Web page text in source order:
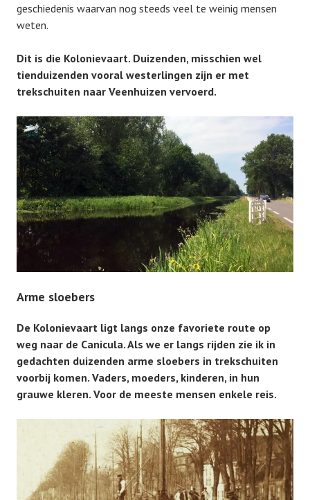
geschiedenis waarvan nog steeds veel te weinig mensen
weten.
Dit is die Kolonievaart. Duizenden, misschien wel
tienduizenden vooral westerlingen zijn er met
trekschuiten naar Veenhuizen vervoerd.
Arme sloebers
De Kolonievaart ligt langs onze favoriete route op
weg naar de Canicula. Als we er langs rijden zie ik in
gedachten duizenden arme sloebers in trekschuiten
voorbij komen. Vaders, moeders, kinderen, in hun
grauwe kleren. Voor de meeste mensen enkele reis.